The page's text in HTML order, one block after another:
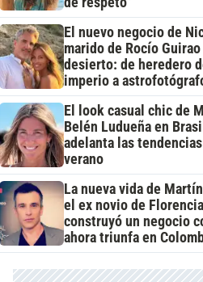
El nuevo negocio de
marido de Rocío Guirao
desierto: de heredero
imperio a
El look casual chic de
Belén Ludueña en
adelanta las tendencias
verano
La nueva vida de
el ex novio de
construyó un negocio
ahora triunfa en